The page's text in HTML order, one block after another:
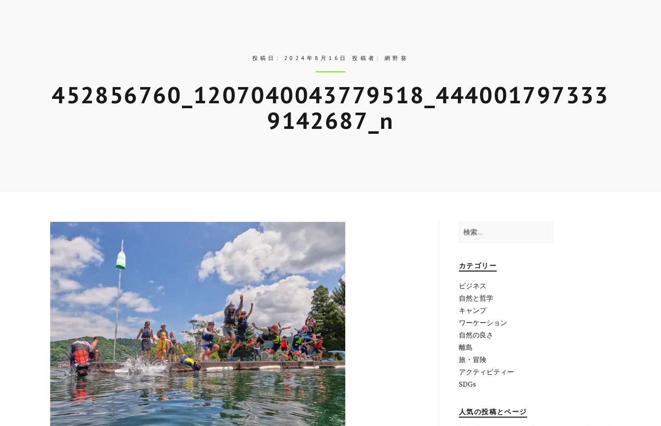
投稿日: 2024年8月16日 投稿者: 網野葵
452856760_1207040043779518_444001797333
9142687_n
検
索:
カテゴリー
ビジネス
自然と哲学
キャンプ
ワーケーション
自然の良さ
離島
旅・冒険
アクティビティー
SDGs
人気の投稿とページ